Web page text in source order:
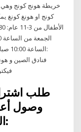
خريطة هونج كونج وهي
كونج او هونغ كونغ
طلب
وصول
التكرم بتعبئة الاستبيان التالي: